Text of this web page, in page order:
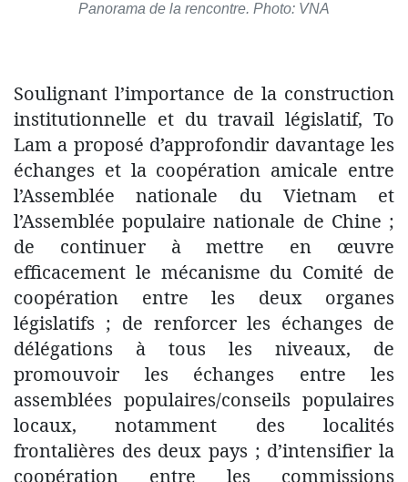
Panorama de la rencontre. Photo: VNA
Soulignant l’importance de la construction
institutionnelle et du travail législatif, To
Lam a proposé d’approfondir davantage les
échanges et la coopération amicale entre
l’Assemblée nationale du Vietnam et
l’Assemblée populaire nationale de Chine ;
de continuer à mettre en œuvre
efficacement le mécanisme du Comité de
coopération entre les deux organes
législatifs ; de renforcer les échanges de
délégations à tous les niveaux, de
promouvoir les échanges entre les
assemblées populaires/conseils populaires
locaux, notamment des localités
frontalières des deux pays ; d’intensifier la
coopération entre les commissions